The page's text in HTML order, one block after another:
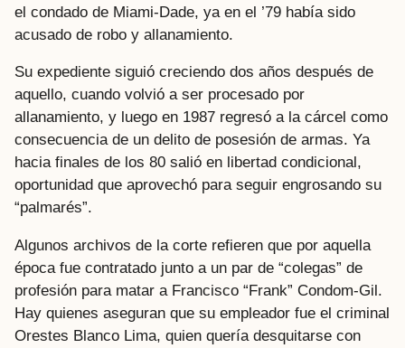
el condado de Miami-Dade, ya en el ’79 había sido
acusado de robo y allanamiento.
Su expediente siguió creciendo dos años después de
aquello, cuando volvió a ser procesado por
allanamiento, y luego en 1987 regresó a la cárcel como
consecuencia de un delito de posesión de armas. Ya
hacia finales de los 80 salió en libertad condicional,
oportunidad que aprovechó para seguir engrosando su
“palmarés”.
Algunos archivos de la corte refieren que por aquella
época fue contratado junto a un par de “colegas” de
profesión para matar a Francisco “Frank” Condom-Gil.
Hay quienes aseguran que su empleador fue el criminal
Orestes Blanco Lima, quien quería desquitarse con